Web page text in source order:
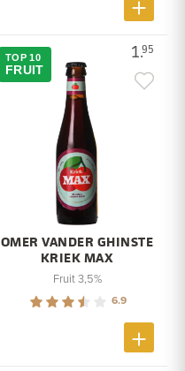
1.95
TOP 10
FRUIT
OMER VANDER GHINSTE
KRIEK MAX
Fruit 3,5%
6.9